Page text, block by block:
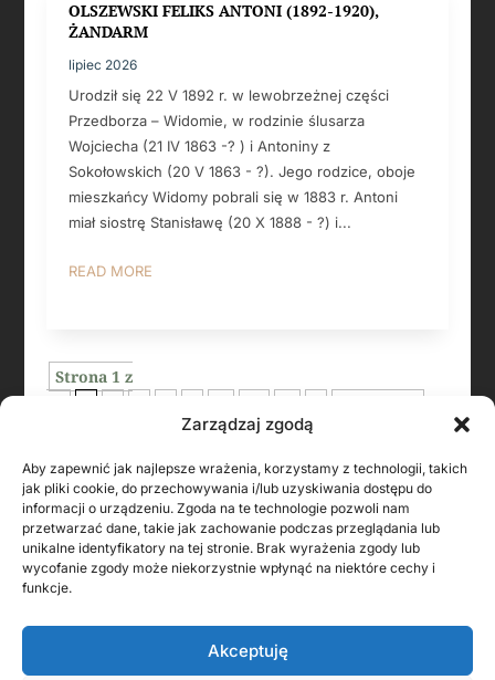
Zarządzaj zgodą
Aby zapewnić jak najlepsze wrażenia, korzystamy z technologii, takich
jak pliki cookie, do przechowywania i/lub uzyskiwania dostępu do
informacji o urządzeniu. Zgoda na te technologie pozwoli nam
przetwarzać dane, takie jak zachowanie podczas przeglądania lub
unikalne identyfikatory na tej stronie. Brak wyrażenia zgody lub
wycofanie zgody może niekorzystnie wpłynąć na niektóre cechy i
funkcje.
Akceptuję
OLSZEWSKI FELIKS ANTONI (1892-1920),
ŻANDARM
lipiec 2026
Urodził się 22 V 1892 r. w lewobrzeżnej części
Przedborza – Widomie, w rodzinie ślusarza
Wojciecha (21 IV 1863 -? ) i Antoniny z
Sokołowskich (20 V 1863 - ?). Jego rodzice, oboje
mieszkańcy Widomy pobrali się w 1883 r. Antoni
miał siostrę Stanisławę (20 X 1888 - ?) i...
READ MORE
Strona 1 z